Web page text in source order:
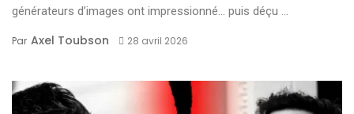
générateurs d’images ont impressionné… puis déçu ...
Par Axel Toubson 28 avril 2026